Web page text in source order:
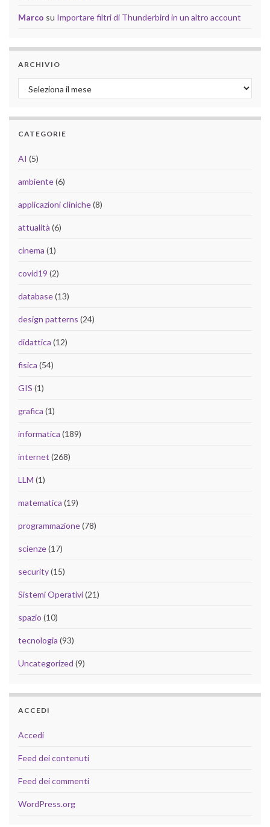
Marco su Importare filtri di Thunderbird in un altro account
ARCHIVIO
Archivio
CATEGORIE
AI (5)
ambiente(6)
applicazioni cliniche(8)
attualità (6)
cinema (1)
covid19 (2)
database(13)
design patterns (24)
didattica (12)
fisica (54)
GIS (1)
grafica (1)
informatica (189)
internet (268)
LLM (1)
matematica (19)
programmazione(78)
scienze(17)
security(15)
Sistemi Operativi(21)
spazio (10)
tecnologia (93)
Uncategorized (9)
ACCEDI
Accedi
Feed dei contenuti
Feed dei commenti
WordPress.org